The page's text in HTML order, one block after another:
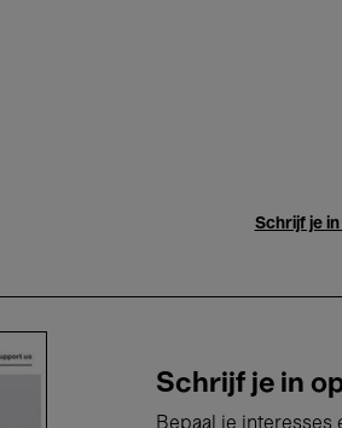
Schrijf je
Schrijf je in
Bepaal je interesses